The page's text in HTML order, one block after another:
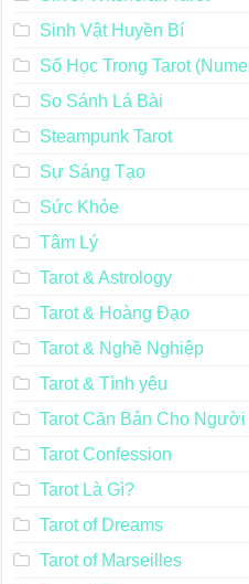
Sinh Vật Huyền Bí
Số Học Trong Tarot
So Sánh Lá Bài
Steampunk Tarot
Sự Sáng Tạo
Sức Khỏe
Tâm Lý
Tarot & Astrology
Tarot & Hoàng Đạo
Tarot & Nghề Nghiệp
Tarot & Tình yêu
Tarot Căn Bản Cho
Tarot Confession
Tarot Là Gì?
Tarot of Dreams
Tarot of Marseilles